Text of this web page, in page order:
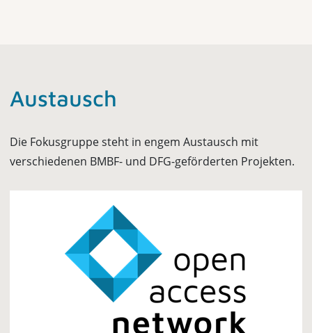
Austausch
Die Fokusgruppe steht in engem Austausch mit
verschiedenen BMBF- und DFG-geförderten Projekten.